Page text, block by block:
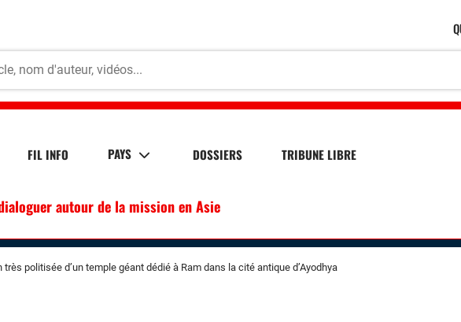
FIL INFO PAYS DOSSIERS TRIBUNE LIBRE
autour de la mission en Asie
très politisée d’un temple géant dédié à Ram dans la cité antique d’Ayodhya